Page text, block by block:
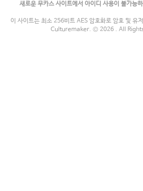
새로운 무카스 사이트에서 아이디 사용이 불가능
이 사이트는 최소 256비트 AES 암호화로 암호 및 유
Culturemaker. © 2026 . All